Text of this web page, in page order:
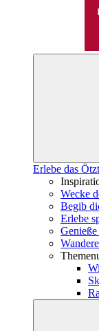
Erlebe das
Wecke
Begib
Erlebe